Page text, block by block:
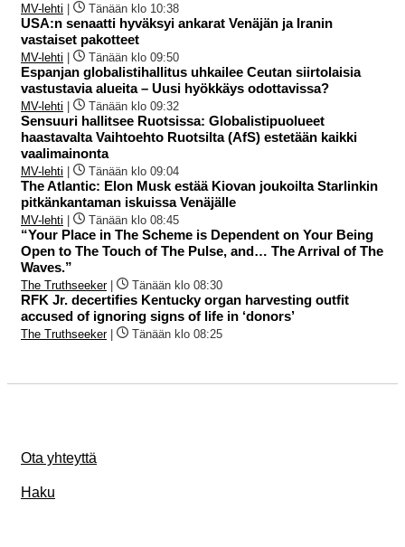
MV-lehti Tänään klo 10:38
USA:n senaatti hyväksyi ankarat Venäjän ja Iranin
vastaiset pakotteet
MV-lehti Tänään klo 09:50
Espanjan globalistihallitus uhkailee Ceutan siirtolaisia
vastustavia alueita – Uusi hyökkäys odottavissa?
MV-lehti Tänään klo 09:32
Sensuuri hallitsee Ruotsissa: Globalistipuolueet
haastavalta Vaihtoehto Ruotsilta (AfS) estetään kaikki
vaalimainonta
MV-lehti Tänään klo 09:04
The Atlantic: Elon Musk estää Kiovan joukoilta Starlinkin
pitkänkantaman iskuissa Venäjälle
MV-lehti Tänään klo 08:45
“Your Place in The Scheme is Dependent on Your Being
Open to The Touch of The Pulse, and… The Arrival of The
Waves.”
The Truthseeker| Tänään klo 08:30
RFK Jr. decertifies Kentucky organ harvesting outfit
accused of ignoring signs of life in ‘donors’
The Truthseeker| Tänään klo 08:25
Ota yhteyttä
Haku